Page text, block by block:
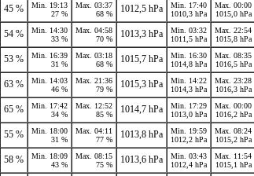
45 %
Min. 19:13
27 %
Max. 03:37
68 %
1012,5 hPa
Min. 17:40
1010,3 hPa
Max. 00:00
1015,0 hPa
54 %
Min. 14:30
33 %
Max. 04:58
70 %
1013,3 hPa
Min. 03:32
1011,5 hPa
Max. 22:54
1015,8 hPa
53 %
Min. 16:39
31 %
Max. 03:18
68 %
1015,7 hPa
Min. 16:30
1014,8 hPa
Max. 08:35
1016,5 hPa
63 %
Min. 14:03
46 %
Max. 21:36
79 %
1015,3 hPa
Min. 14:22
1014,3 hPa
Max. 23:28
1016,3 hPa
65 %
Min. 17:42
34 %
Max. 12:52
85 %
1014,7 hPa
Min. 17:29
1013,0 hPa
Max. 00:00
1016,2 hPa
55 %
Min. 18:00
31 %
Max. 04:11
77 %
1013,8 hPa
Min. 19:59
1012,2 hPa
Max. 08:24
1015,2 hPa
58 %
Min. 18:09
43 %
Max. 08:15
75 %
1013,6 hPa
Min. 03:43
1012,4 hPa
Max. 11:54
1015,1 hPa